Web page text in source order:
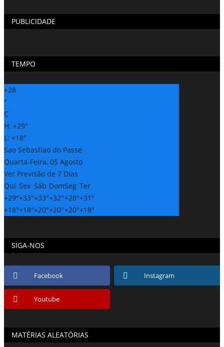
PUBLICIDADE
TEMPO
+28
°
C
H: +29°
L: +18°
Sao Sebastiao do Passe
Quarta-Feira, 05 Agosto
Ver Previsão de 7 Dias
Qui Sex Sáb DomSeg Ter
+29°+33°+33°+32°+28°+31°
+18°+18°+20°+20°+20°+18°
SIGA-NOS
Facebook Instagram
Youtube
MATÉRIAS ALEATÓRIAS